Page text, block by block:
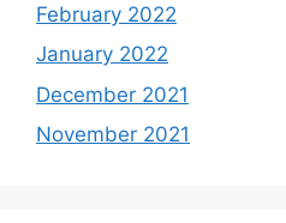
February 2022
January 2022
December 2021
November 2021